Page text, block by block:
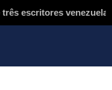
escritores